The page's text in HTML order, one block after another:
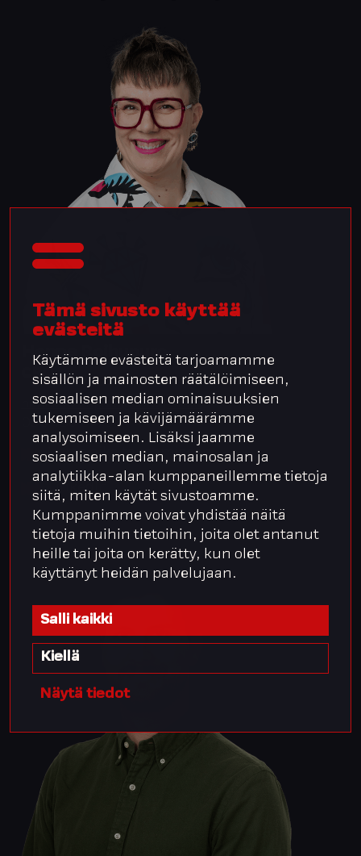
Tämä sivusto käyttää
evästeitä
Käytämme evästeitä tarjoamamme
sisällön ja mainosten räätälöimiseen,
sosiaalisen median ominaisuuksien
tukemiseen ja kävijämäärämme
analysoimiseen. Lisäksi jaamme
sosiaalisen median, mainosalan ja
analytiikka-alan kumppaneillemme tietoja
siitä, miten käytät sivustoamme.
Kumppanimme voivat yhdistää näitä
tietoja muihin tietoihin, joita olet antanut
heille tai joita on kerätty, kun olet
käyttänyt heidän palvelujaan.
Salli kaikki
Kiellä
Näytä tiedot
Henna Roihupuro
CRO
henna.roihupuro@integrata.fi
050 486 0775
Varaa aika tapaamiseen
LinkedIn